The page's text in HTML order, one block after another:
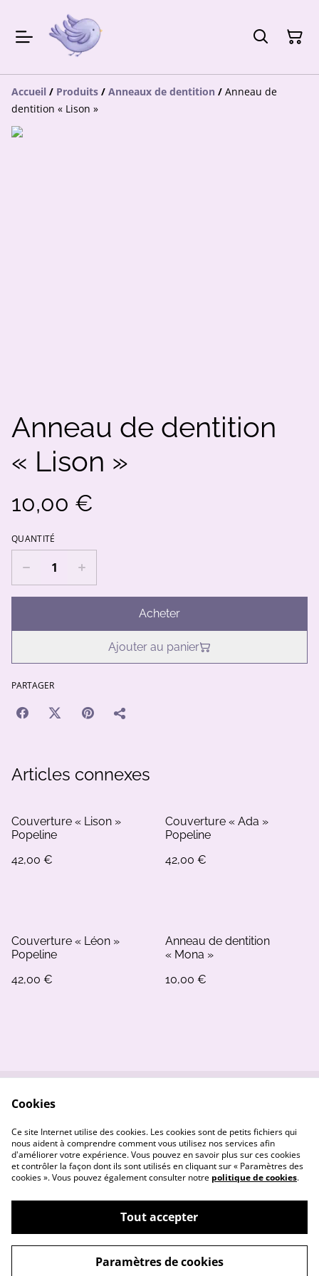
Accueil / Produits / Anneaux de dentition / Anneau de
dentition « Lison »
Anneau de dentition
« Lison »
10,00 €
QUANTITÉ
Acheter
Ajouter au panier
PARTAGER
Articles connexes
Couverture « Lison »
Popeline
42,00 €
Couverture « Ada »
Popeline
42,00 €
Couverture « Léon »
Popeline
42,00 €
Anneau de dentition
« Mona »
10,00 €
Politique de
confidentialité
Politique de cookies
©2026Nos petits chuchotis
powered by
Cookies
Ce site Internet utilise des cookies. Les cookies sont de petits fichiers qui
nous aident à comprendre comment vous utilisez nos services afin
d'améliorer votre expérience. Vous pouvez en savoir plus sur ces cookies
et contrôler la façon dont ils sont utilisés en cliquant sur « Paramètres des
cookies ». Vous pouvez également consulter notre politique de cookies.
Tout accepter
Paramètres de cookies